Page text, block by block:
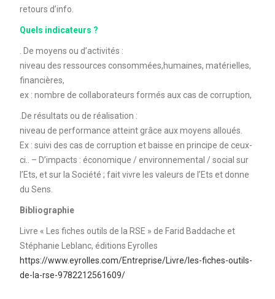
retours d’info.
Quels indicateurs ?
. De moyens ou d’activités :
niveau des ressources consommées,humaines, matérielles,
financières,
ex : nombre de collaborateurs formés aux cas de corruption,
.De résultats ou de réalisation :
niveau de performance atteint grâce aux moyens alloués.
Ex : suivi des cas de corruption et baisse en principe de ceux-
ci.. – D’impacts : économique / environnemental / social sur
l’Ets, et sur la Société ; fait vivre les valeurs de l’Ets et donne
du Sens.
Bibliographie
Livre « Les fiches outils de la RSE » de Farid Baddache et
Stéphanie Leblanc, éditions Eyrolles
https://www.eyrolles.com/Entreprise/Livre/les-fiches-outils-
de-la-rse-9782212561609/